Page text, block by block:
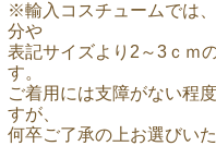
※輸入コスチュームでは
分や
表記サイズより2～3ｃｍ
す。
ご着用には支障がない程
すが、
何卒ご了承の上お選びい